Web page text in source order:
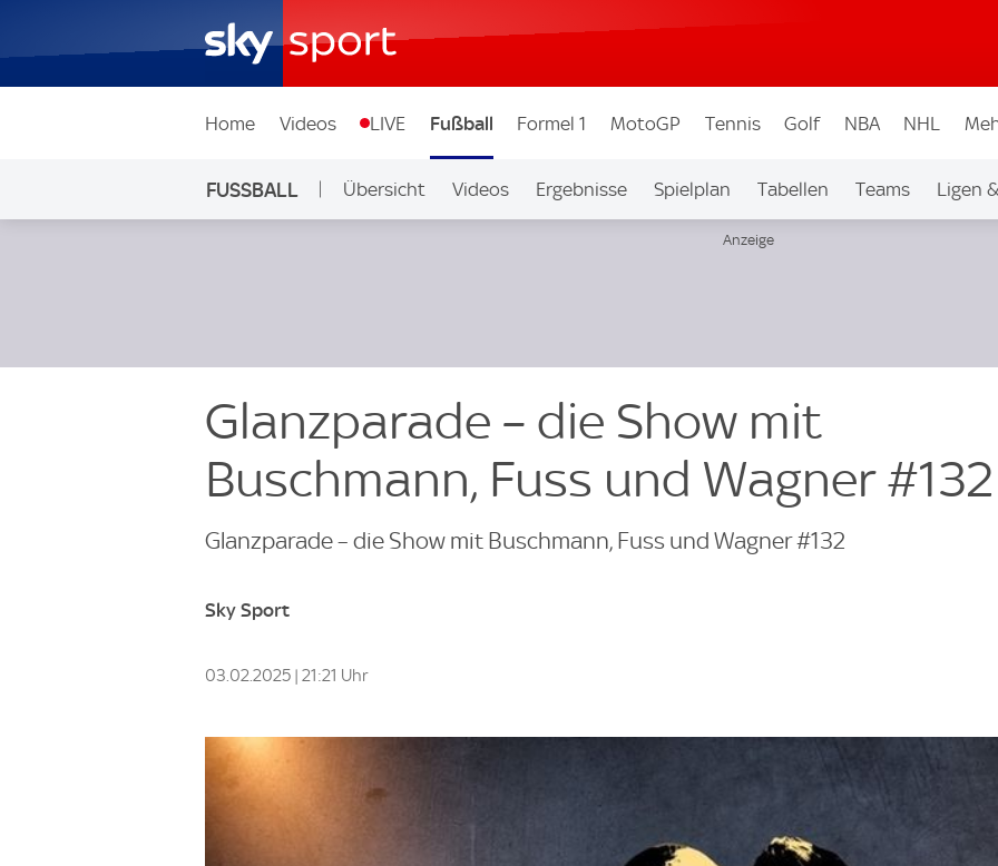
Home Videos LIVE Fußball Formel 1 MotoGP Tennis Golf NBA NHL
FUSSBALL Übersicht Videos Ergebnisse Spielplan Tabellen Teams Ligen
Glanzparade – die Show mit
Buschmann, Fuss und Wagner #132
Glanzparade – die Show mit Buschmann, Fuss und Wagner #132
Sky Sport
03.02.2025 | 21:21 Uhr